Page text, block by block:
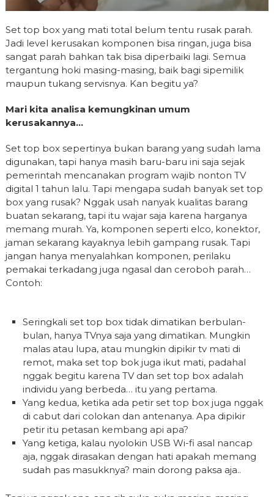
Set top box yang mati total belum tentu rusak parah.
Jadi level kerusakan komponen bisa ringan, juga bisa
sangat parah bahkan tak bisa diperbaiki lagi. Semua
tergantung hoki masing-masing, baik bagi sipemilik
maupun tukang servisnya. Kan begitu ya?
Mari kita analisa kemungkinan umum
kerusakannya…
Set top box sepertinya bukan barang yang sudah lama
digunakan, tapi hanya masih baru-baru ini saja sejak
pemerintah mencanakan program wajib nonton TV
digital 1 tahun lalu. Tapi mengapa sudah banyak set top
box yang rusak? Nggak usah nanyak kualitas barang
buatan sekarang, tapi itu wajar saja karena harganya
memang murah. Ya, komponen seperti elco, konektor,
jaman sekarang kayaknya lebih gampang rusak. Tapi
jangan hanya menyalahkan komponen, perilaku
pemakai terkadang juga ngasal dan ceroboh parah…
Contoh:
Seringkali set top box tidak dimatikan berbulan-
bulan, hanya TVnya saja yang dimatikan. Mungkin
malas atau lupa, atau mungkin dipikir tv mati di
remot, maka set top bok juga ikut mati, padahal
nggak begitu karena TV dan set top box adalah
individu yang berbeda… itu yang pertama.
Yang kedua, ketika ada petir set top box juga nggak
di cabut dari colokan dan antenanya. Apa dipikir
petir itu petasan kembang api apa?
Yang ketiga, kalau nyolokin USB Wi-fi asal nancap
aja, nggak dirasakan dengan hati apakah memang
sudah pas masukknya? main dorong paksa aja..